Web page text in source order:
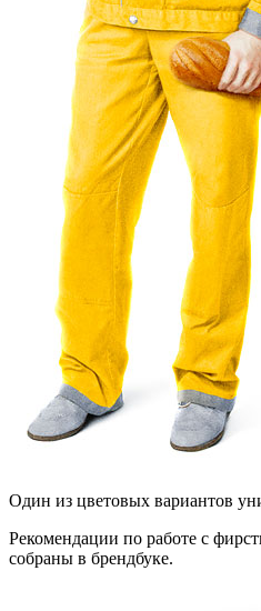
Один из цветовых вариантов
Рекомендации по работе с
собраны в брендбуке.